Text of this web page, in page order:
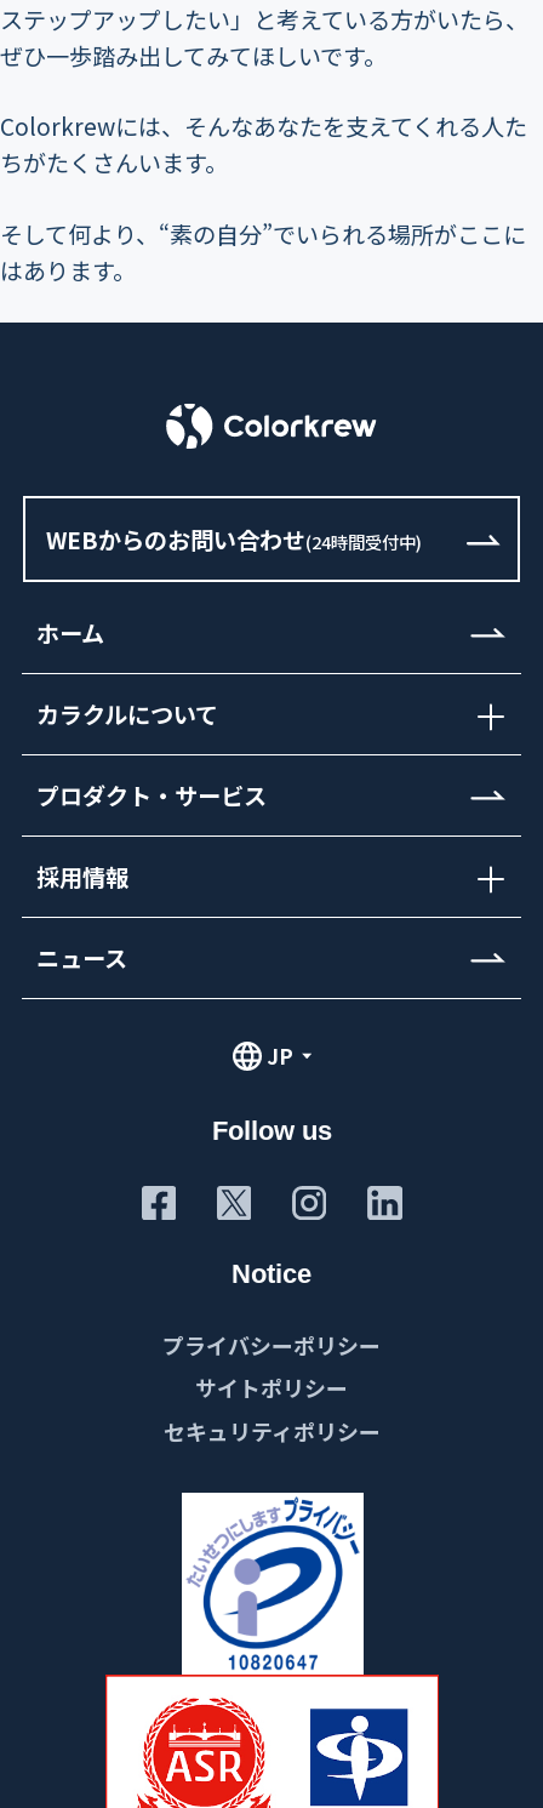
ステップアップしたい」と考えている方がいたら、
ぜひ一歩踏み出してみてほしいです。
Colorkrewには、そんなあなたを支えてくれる人た
ちがたくさんいます。
そして何より、“素の自分”でいられる場所がここに
はあります。
WEBからのお問い合わせ(24時間受付中)
ホーム
カラクルについて
プロダクト・サービス
採用情報
ニュース
JP
Follow us
Notice
プライバシーポリシー
サイトポリシー
セキュリティポリシー